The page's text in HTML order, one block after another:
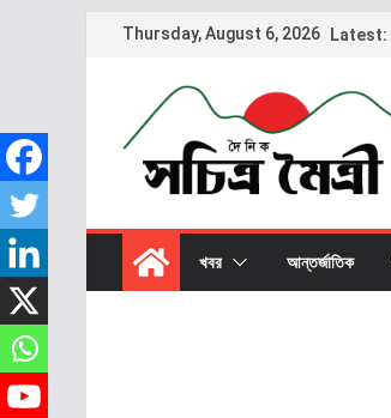
Thursday, August 6, 2026 Latest:
খবর আন্তর্জাতিক